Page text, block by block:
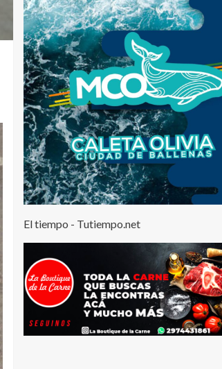
El tiempo - Tutiempo.net